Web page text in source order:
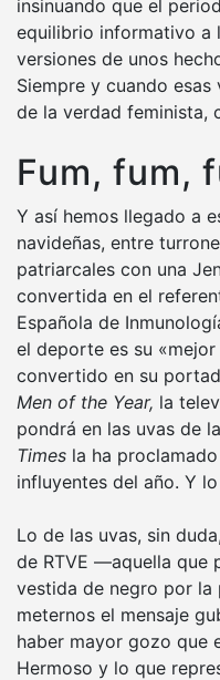
insinuando que el
equilibrio informativo a
versiones de unos
Siempre y cuando
de la verdad feminista,
Fum, fum,
Y así hemos llegado a
navideñas, entre
patriarcales con una
convertida en el
Española de
el deporte es su
convertido en su
Men of the Year, la
pondrá en las uvas de
Times la ha
influyentes del año. Y
Lo de las uvas, sin
de RTVE —aquella que
vestida de negro por
meternos el mensaje
haber mayor gozo que
Hermoso y lo que